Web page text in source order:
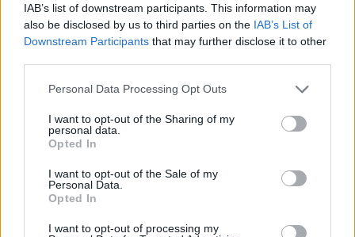
IAB’s list of downstream participants. This information may
also be disclosed by us to third parties on the IAB’s List of
Downstream Participants that may further disclose it to other
Personal Data Processing Opt Outs
I want to opt-out of the Sharing of my
personal data.
Opted In
I want to opt-out of the Sale of my
Personal Data.
Opted In
I want to opt-out of processing my
Atvykęs į Koldūnų šventę
pasigailėjo – ne koldūnai čia